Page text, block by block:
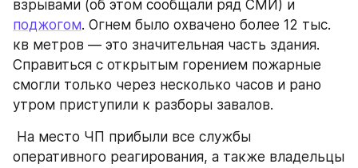
поджогом. Огнем было охвачено более 12 тыс.
кв метров — это значительная часть здания.
Справиться с открытым горением пожарные
смогли только через несколько часов и рано
утром приступили к разборы завалов.
оперативного реагирования, а также владельцы